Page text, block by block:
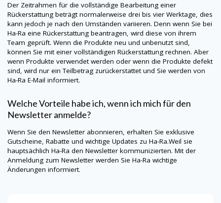
Der Zeitrahmen für die vollständige Bearbeitung einer
Rückerstattung beträgt normalerweise drei bis vier Werktage, dies
kann jedoch je nach den Umständen variieren. Denn wenn Sie bei
Ha-Ra eine Rückerstattung beantragen, wird diese von ihrem
Team geprüft. Wenn die Produkte neu und unbenutzt sind,
können Sie mit einer vollständigen Rückerstattung rechnen. Aber
wenn Produkte verwendet werden oder wenn die Produkte defekt
sind, wird nur ein Teilbetrag zurückerstattet und Sie werden von
Ha-Ra E-Mail informiert.
Welche Vorteile habe ich, wenn ich mich für den
Newsletter anmelde?
Wenn Sie den Newsletter abonnieren, erhalten Sie exklusive
Gutscheine, Rabatte und wichtige Updates zu Ha-Ra.Weil sie
hauptsächlich Ha-Ra den Newsletter kommunizierten. Mit der
Anmeldung zum Newsletter werden Sie Ha-Ra wichtige
Änderungen informiert.